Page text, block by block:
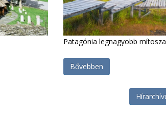
Patagónia legnagyobb
Bővebben